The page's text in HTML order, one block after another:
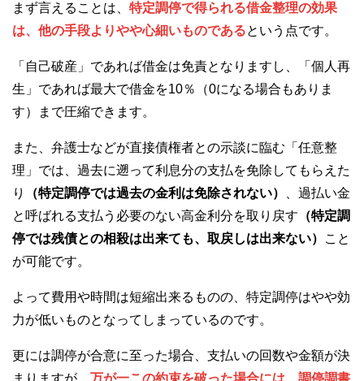
まず言えることは、 特定調停で得られる借金整理の効果
は、他の手段よりやや心細いものであるという点です。
「自己破産」であれば借金は免責となりますし、「個人再
生」であれば最大で借金を10％（0になる場合もありま
す）まで圧縮できます。
また、弁護士などが直接債権者との示談に臨む「任意整
理」では、過去に遡って利息分の支払を免除してもらえた
り
（特定調停では過去の金利は免除されない）
、過払い金
と呼ばれる支払う必要のない高金利分を取り戻す （特定調
停では残債との相殺は出来ても、取戻しは出来ない）
こと
が可能です。
よって費用や時間は短縮出来るものの、特定調停はやや効
力が低いものとなってしまっているのです。
更には調停が合意に至った場合、支払いの回数や金額が決